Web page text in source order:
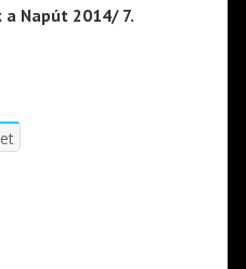
Napút 2014/ 7.